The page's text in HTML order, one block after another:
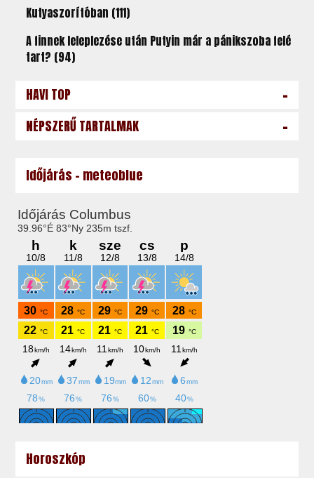
Kutyaszorítóban (111)
A finnek leleplezése után Putyin már a pánikszoba felé
tart? (94)
HAVI TOP -
NÉPSZERŰ TARTALMAK -
Időjárás - meteoblue
Horoszkóp